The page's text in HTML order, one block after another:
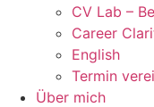
CV Lab –
Career
English
Termin
Über mich